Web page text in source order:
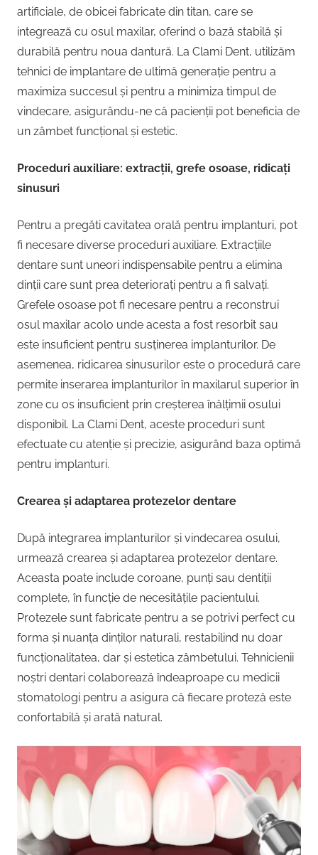
artificiale, de obicei fabricate din titan, care se
integrează cu osul maxilar, oferind o bază stabilă și
durabilă pentru noua dantură. La Clami Dent, utilizăm
tehnici de implantare de ultimă generație pentru a
maximiza succesul și pentru a minimiza timpul de
vindecare, asigurându-ne că pacienții pot beneficia de
un zâmbet funcțional și estetic.
Proceduri auxiliare: extracții, grefe osoase, ridicați
sinusuri
Pentru a pregăti cavitatea orală pentru implanturi, pot
fi necesare diverse proceduri auxiliare. Extracțiile
dentare sunt uneori indispensabile pentru a elimina
dinții care sunt prea deteriorați pentru a fi salvați.
Grefele osoase pot fi necesare pentru a reconstrui
osul maxilar acolo unde acesta a fost resorbit sau
este insuficient pentru susținerea implanturilor. De
asemenea, ridicarea sinusurilor este o procedură care
permite inserarea implanturilor în maxilarul superior în
zone cu os insuficient prin creșterea înălțimii osului
disponibil. La Clami Dent, aceste proceduri sunt
efectuate cu atenție și precizie, asigurând baza optimă
pentru implanturi.
Crearea și adaptarea protezelor dentare
După integrarea implanturilor și vindecarea osului,
urmează crearea și adaptarea protezelor dentare.
Aceasta poate include coroane, punți sau dentiții
complete, în funcție de necesitățile pacientului.
Protezele sunt fabricate pentru a se potrivi perfect cu
forma și nuanța dinților naturali, restabilind nu doar
funcționalitatea, dar și estetica zâmbetului. Tehnicienii
noștri dentari colaborează îndeaproape cu medicii
stomatologi pentru a asigura că fiecare proteză este
confortabilă și arată natural.